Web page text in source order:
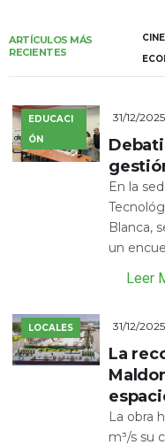
ARTÍCULOS MÁS
RECIENTES
CINE
EDUCACI
ÓN
31/12/2025
En la
Blanca,
un
Leer
LOCALES 31/12/2025
La
La obra
m³/s su